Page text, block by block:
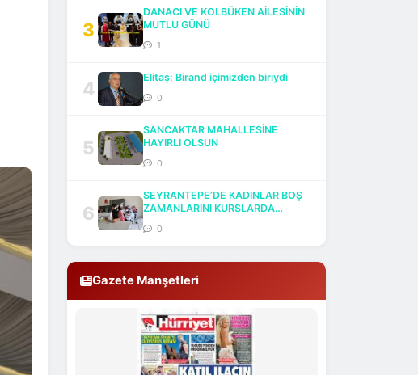
3
DANACI VE KOLBÜKEN AİLESİNİN
MUTLU GÜNÜ
1
4
Elitaş: Birand içimizden biriydi
0
5
SANCAKTAR MAHALLESİNE
HAYIRLI OLSUN
0
6
SEYRANTEPE’DE KADINLAR BOŞ
ZAMANLARINI KURSLARDA
0
Gazete Manşetleri